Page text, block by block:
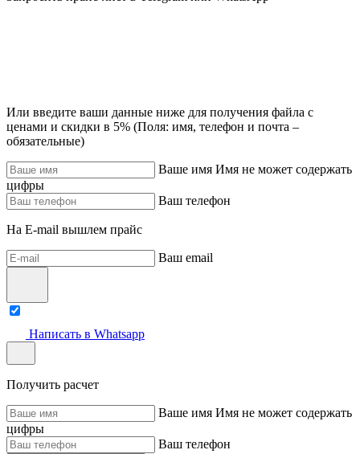
Или введите ваши данные ниже для получения файла с
ценами и скидки в 5% (Поля: имя, телефон и почта –
обязательные)
Ваше имя Имя не может содержать
цифры
Ваш телефон
На E-mail вышлем прайс
Ваш email
Написать в Whatsapp
Получить расчет
Ваше имя Имя не может содержать
цифры
Ваш телефон